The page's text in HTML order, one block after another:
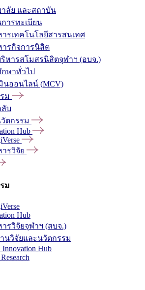
ลัย และสถาบัน
ารทะเบียน
รเทคโนโลยีสารสนเทศ
รกิจการนิสิต
หารสโมสรนิสิตจุฬาฯ (อบจ.)
ษาทั่วไป
นออนไลน์ (MCV)
ม
บ
ตกรรม
Hub
รวิจัย
ม
Hub
รวิจัยจุฬาฯ (สบจ.)
นวิจัยและนวัตกรรม
Innovation Hub